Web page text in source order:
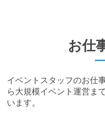
お仕
イベントスタッフのお仕
ら大規模イベント運営ま
います。